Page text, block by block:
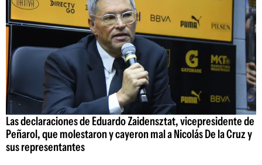
Las declaraciones de Eduardo Zaidensztat, vicepresidente de
Peñarol, que molestaron y cayeron mal a Nicolás De la Cruz y
sus representantes